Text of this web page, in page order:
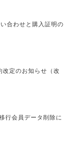
合わせと購入証明の
改定のお知らせ（改
行会員データ削除に